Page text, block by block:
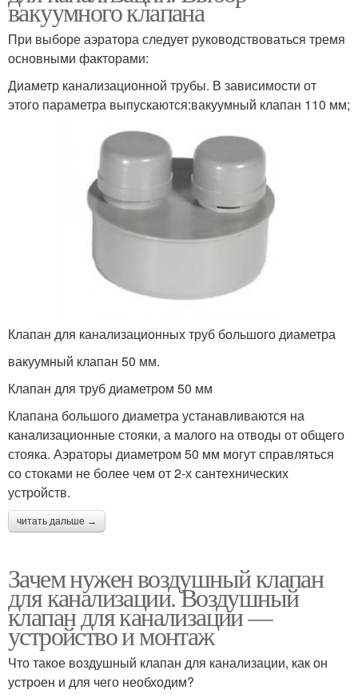
вакуумного клапана
При выборе аэратора следует руководствоваться тремя
основными факторами:
Диаметр канализационной трубы. В зависимости от
этого параметра выпускаются:вакуумный клапан 110 мм;
Клапан для канализационных труб большого диаметра
вакуумный клапан 50 мм.
Клапан для труб диаметром 50 мм
Клапана большого диаметра устанавливаются на
канализационные стояки, а малого на отводы от общего
стояка. Аэраторы диаметром 50 мм могут справляться
со стоками не более чем от 2-х сантехнических
устройств.
читать дальше →
Зачем нужен воздушный клапан
для канализации. Воздушный
клапан для канализации —
устройство и монтаж
Что такое воздушный клапан для канализации, как он
устроен и для чего необходим?